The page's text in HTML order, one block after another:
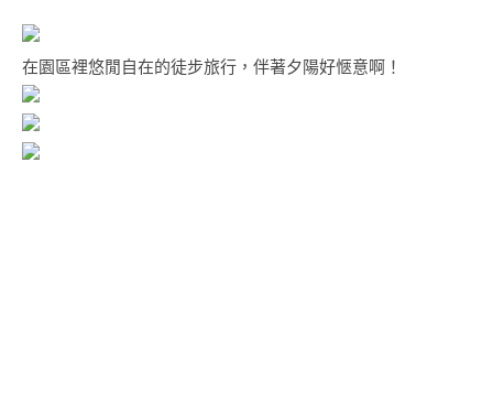
在園區裡悠閒自在的徒步旅行，伴著夕陽好愜意啊！